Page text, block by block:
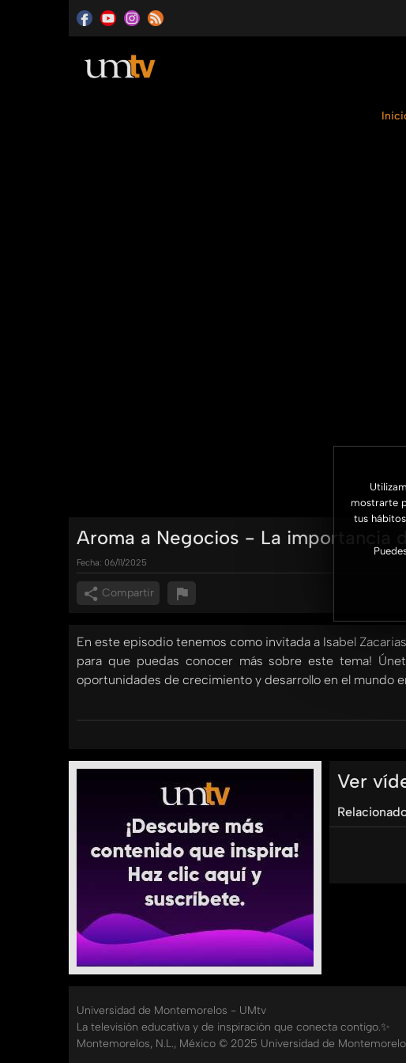
mostrarte
tus
Aroma a Negocios - La importancia
Fecha: 06/11/2025
Compartir
En este episodio tenemos como invitada a Isabel
para que puedas conocer más sobre este tema!
oportunidades de crecimiento y desarrollo en el mundo
Spotify: https://open.spotify.com/show/
a negocios elisa mena erazo umtv
Ver
Universidad de Montemorelos - UMtv
La televisión educativa y de inspiración que conecta contigo.✨
Montemorelos, N.L., México © 2025 Universidad de